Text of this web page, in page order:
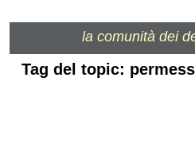
la comunità dei
Tag del topic: